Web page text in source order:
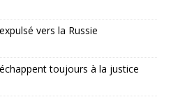
vers la Russie
toujours à la justice